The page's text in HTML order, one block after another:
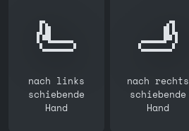
🫷
nach links
schiebende
Hand
🫸
nach rechts
schiebende
Hand